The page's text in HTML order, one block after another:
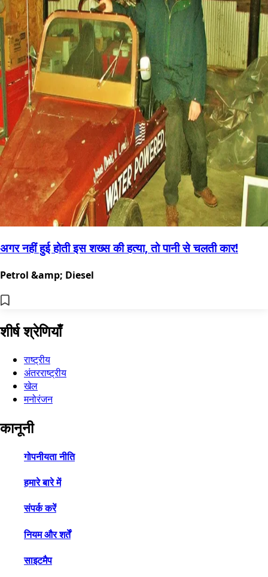
अगर नहीं हुई होती इस शख्स की हत्या, तो पानी से चलती कार!
Petrol &amp; Diesel
शीर्ष श्रेणियाँ
राष्ट्रीय
अंतरराष्ट्रीय
खेल
मनोरंजन
कानूनी
गोपनीयता नीति
हमारे बारे में
संपर्क करें
नियम और शर्तें
साइटमैप